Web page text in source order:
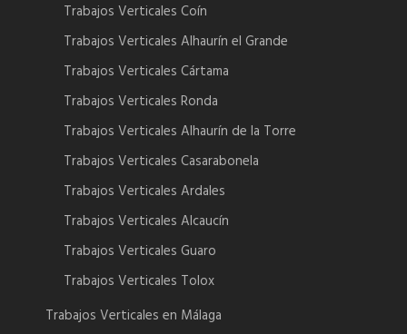
Trabajos Verticales Coín
Trabajos Verticales Alhaurín el Grande
Trabajos Verticales Cártama
Trabajos Verticales Ronda
Trabajos Verticales Alhaurín de la Torre
Trabajos Verticales Casarabonela
Trabajos Verticales Ardales
Trabajos Verticales Alcaucín
Trabajos Verticales Guaro
Trabajos Verticales Tolox
Trabajos Verticales en Málaga